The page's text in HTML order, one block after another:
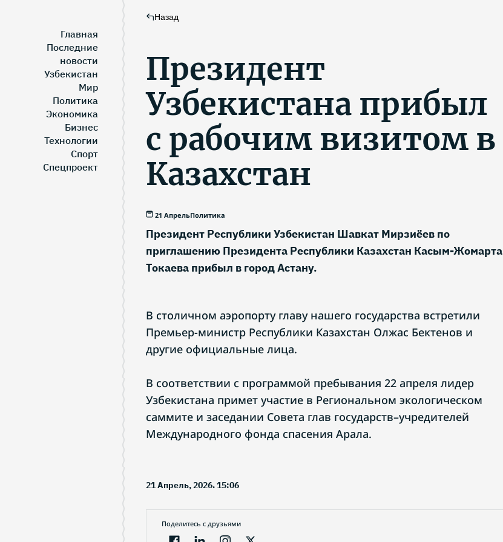
Главная
Последние
новости
Узбекистан
Мир
Политика
Экономика
Бизнес
Технологии
Спорт
Спецпроект
Назад
Президент
Узбекистана прибыл
с рабочим визитом в
Казахстан
21 АпрельПолитика
Президент Республики Узбекистан Шавкат Мирзиёев по
приглашению Президента Республики Казахстан Касым-Жомарта
Токаева прибыл в город Астану.
В столичном аэропорту главу нашего государства встретили
Премьер-министр Республики Казахстан Олжас Бектенов и
другие официальные лица.
В соответствии с программой пребывания 22 апреля лидер
Узбекистана примет участие в Региональном экологическом
саммите и заседании Совета глав государств–учредителей
Международного фонда спасения Арала.
21 Апрель, 2026. 15:06
Поделитесь с друзьями